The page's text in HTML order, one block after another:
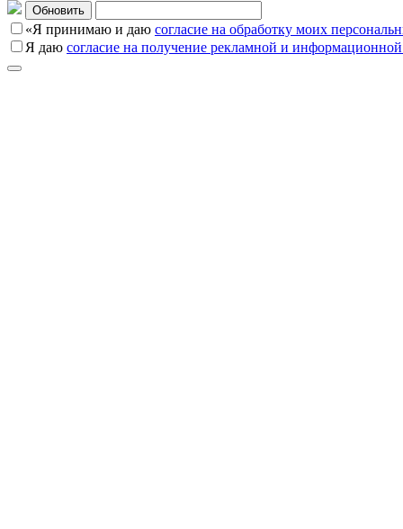
Обновить
«Я принимаю и даю согласие на обработку моих
Я даю согласие на получение рекламной и